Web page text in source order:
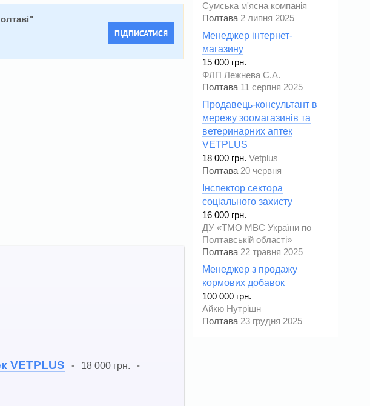
"
ПІДПИСАТИСЯ
VETPLUS • 18 000 грн. •
Сумська м'ясна компанія
Полтава 2 липня 2025
Менеджер інтернет-
магазину
15 000 грн.
ФЛП Лежнева С.А.
Полтава 11 серпня 2025
Продавець-консультант в
мережу зоомагазинів та
ветеринарних аптек
VETPLUS
18 000 грн. Vetplus
Полтава 20 червня
Інспектор сектора
соціального захисту
16 000 грн.
ДУ «ТМО МВС України по
Полтавській області»
Полтава 22 травня 2025
Менеджер з продажу
кормових добавок
100 000 грн.
Айкю Нутрішн
Полтава 23 грудня 2025